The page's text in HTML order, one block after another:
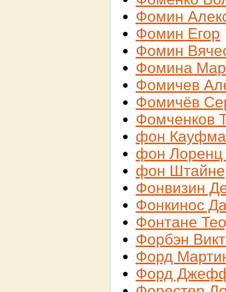
Фомин
Фомин Егор
Фомин
Фомина
Фомичев
Фомичёв
Фомченков
фон
фон Лоренц
фон
Фонвизин
Фонкинос
Фонтане
Форбэн
Форд
Форд